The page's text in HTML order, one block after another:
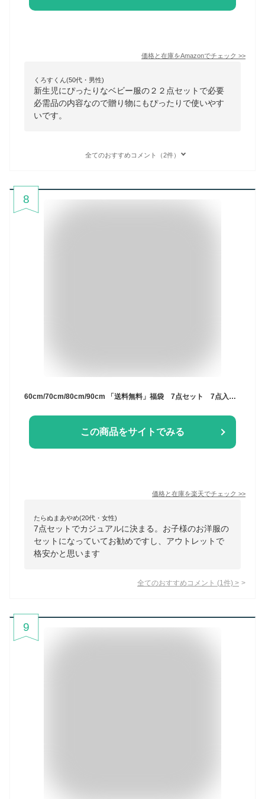
価格と在庫をAmazonでチェック >>
くろすくん(50代・男性)
新生児にぴったりなベビー服の２２点セットで必要
必需品の内容なので贈り物にもぴったりで使いやす
いです。
全てのおすすめコメント（2件）
8
60cm/70cm/80cm/90cm 「送料無料」福袋 7点セット 7点入り 夏服 ベビー ベビー服 トップス パンツ ボトムス オールインワン 半袖 夏 サロベット ワンピース スカート Tシャツ 女の子 男の子 キッズ服 寝袋 アウトレット福袋 新生児
この商品をサイトでみる
価格と在庫を楽天でチェック >>
たらぬまあやめ(20代・女性)
7点セットでカジュアルに決まる。お子様のお洋服の
セットになっていてお勧めですし、アウトレットで
格安かと思います
全てのおすすめコメント (1 件) >
9